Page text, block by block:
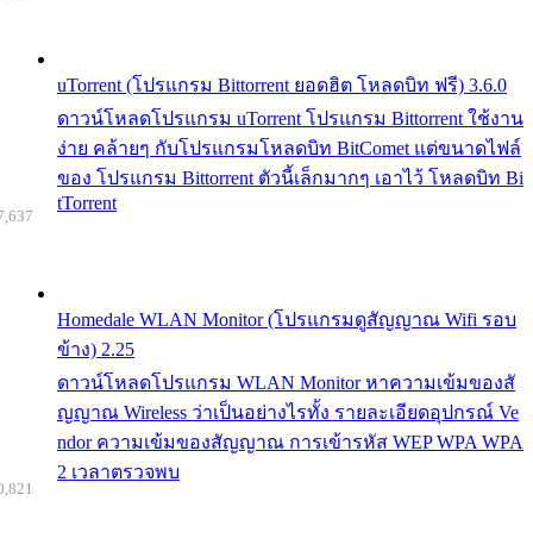
uTorrent (โปรแกรม Bittorrent ยอดฮิต โหลดบิท ฟรี) 3.6.0
ดาวน์โหลดโปรแกรม uTorrent โปรแกรม Bittorrent ใช้งาน
ง่าย คล้ายๆ กับโปรแกรมโหลดบิท BitComet แต่ขนาดไฟล์
ของ โปรแกรม Bittorrent ตัวนี้เล็กมากๆ เอาไว้ โหลดบิท Bi
tTorrent
Homedale WLAN Monitor (โปรแกรมดูสัญญาณ Wifi รอบ
ข้าง) 2.25
ดาวน์โหลดโปรแกรม WLAN Monitor หาความเข้มของสั
ญญาณ Wireless ว่าเป็นอย่างไรทั้ง รายละเอียดอุปกรณ์ Ve
ndor ความเข้มของสัญญาณ การเข้ารหัส WEP WPA WPA
2 เวลาตรวจพบ